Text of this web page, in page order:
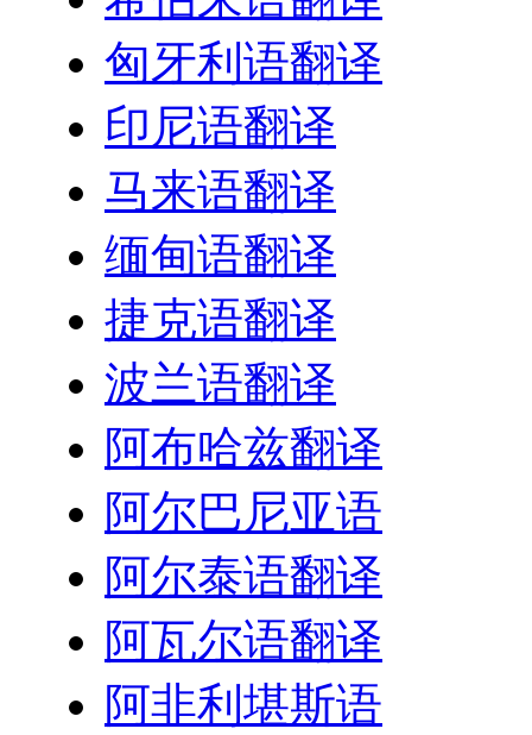
匈牙利语翻译
印尼语翻译
马来语翻译
缅甸语翻译
捷克语翻译
波兰语翻译
阿布哈兹翻译
阿尔巴尼亚语
阿尔泰语翻译
阿瓦尔语翻译
阿非利堪斯语